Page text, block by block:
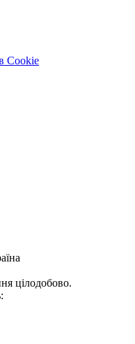
Cookie
цілодобово.